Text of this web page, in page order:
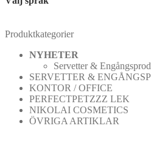
Produktkategorier
NYHETER
Servetter &
SERVETTER &
KONTOR / OFFICE
PERFECTPETZZZ LEK
NIKOLAI COSMETICS
ÖVRIGA ARTIKLAR